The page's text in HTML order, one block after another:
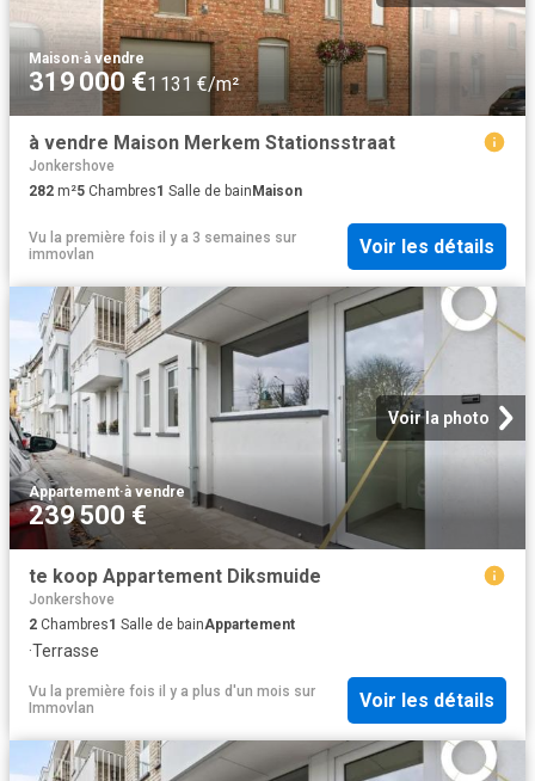
Maison·à vendre
319 000 €1 131 €/m²
à vendre Maison Merkem Stationsstraat
Jonkershove
282 m²5 Chambres1 Salle de bainMaison
Vu la première fois il y a 3 semaines sur
immovlan
Voir les détails
Voir la photo
Appartement·à vendre
239 500 €
te koop Appartement Diksmuide
Jonkershove
2 Chambres1 Salle de bainAppartement
·Terrasse
Vu la première fois il y a plus d'un mois sur
Immovlan
Voir les détails